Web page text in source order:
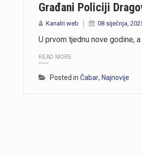
Građani Policiji
Kanalri.web 08 siječnja,
U prvom tjednu nove godine,
READ MORE
Posted in Čabar, Najnovije